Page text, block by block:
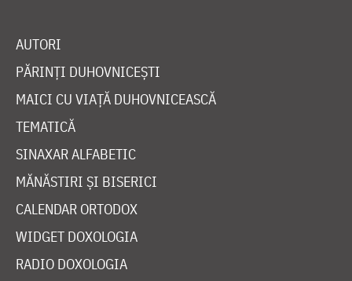
AUTORI
PĂRINȚI DUHOVNICEȘTI
MAICI CU VIAȚĂ DUHOVNICEASCĂ
TEMATICĂ
SINAXAR ALFABETIC
MĂNĂSTIRI ȘI BISERICI
CALENDAR ORTODOX
WIDGET DOXOLOGIA
RADIO DOXOLOGIA